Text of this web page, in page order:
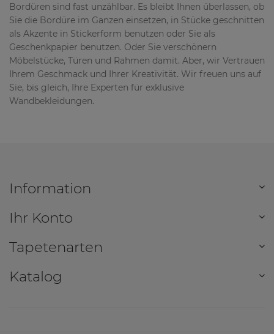
Bordüren sind fast unzählbar. Es bleibt Ihnen überlassen, ob
Sie die Bordüre im Ganzen einsetzen, in Stücke geschnitten
als Akzente in Stickerform benutzen oder Sie als
Geschenkpapier benutzen. Oder Sie verschönern
Möbelstücke, Türen und Rahmen damit. Aber, wir Vertrauen
Ihrem Geschmack und Ihrer Kreativität. Wir freuen uns auf
Sie, bis gleich, Ihre Experten für exklusive
Wandbekleidungen.
Katalog
Tapetenarten
Ihr Konto
Information